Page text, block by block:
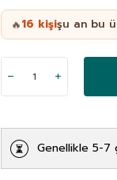
🔥16 kişişu an bu
Genellikle 5-7